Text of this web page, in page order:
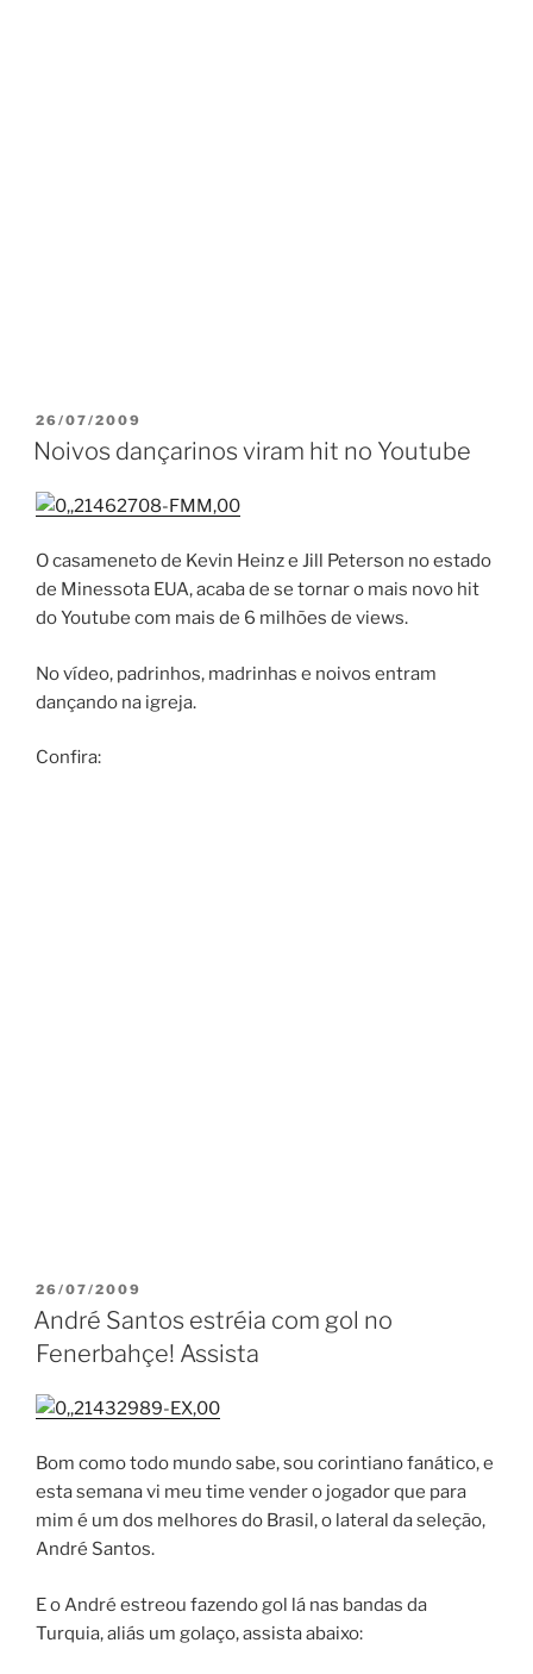
PUBLICADO
EM
26/07/2009
Noivos dançarinos viram hit no Youtube
O casameneto de Kevin Heinz e Jill Peterson no estado
de Minessota EUA, acaba de se tornar o mais novo hit
do Youtube com mais de 6 milhões de views.
No vídeo, padrinhos, madrinhas e noivos entram
dançando na igreja.
Confira:
PUBLICADO
EM
26/07/2009
André Santos estréia com gol no
Fenerbahçe! Assista
Bom como todo mundo sabe, sou corintiano fanático, e
esta semana vi meu time vender o jogador que para
mim é um dos melhores do Brasil, o lateral da seleção,
André Santos.
E o André estreou fazendo gol lá nas bandas da
Turquia, aliás um golaço, assista abaixo: